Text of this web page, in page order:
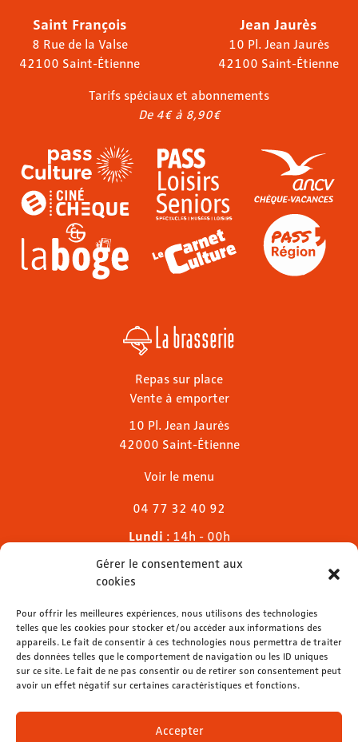
Gérer le consentement aux
cookies
Pour offrir les meilleures expériences, nous utilisons des technologies
telles que les cookies pour stocker et/ou accéder aux informations des
appareils. Le fait de consentir à ces technologies nous permettra de traiter
des données telles que le comportement de navigation ou les ID uniques
sur ce site. Le fait de ne pas consentir ou de retirer son consentement peut
avoir un effet négatif sur certaines caractéristiques et fonctions.
Accepter
Saint François
8 Rue de la Valse
42100 Saint-Étienne
Jean Jaurès
10 Pl. Jean Jaurès
42100 Saint-Étienne
Tarifs spéciaux et abonnements
De 4€ à 8,90€
La brasserie
Repas sur place
Vente à emporter
10 Pl. Jean Jaurès
42000 Saint-Étienne
Voir le menu
04 77 32 40 92
Lundi : 14h - 00h
Mardi & mercredi
Jeudi
Dimanche: 11h - 00h
04 77 32 32 01